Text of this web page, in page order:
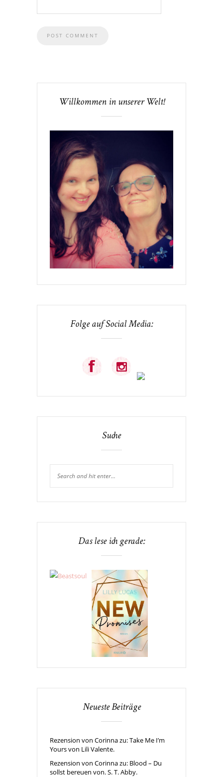
Willkommen in unserer Welt!
Folge auf Social Media:
Suche
Das lese ich gerade:
Neueste Beiträge
Rezension von Corinna zu: Take Me I’m
Yours von Lili Valente.
Rezension von Corinna zu: Blood – Du
sollst bereuen von. S. T. Abby.